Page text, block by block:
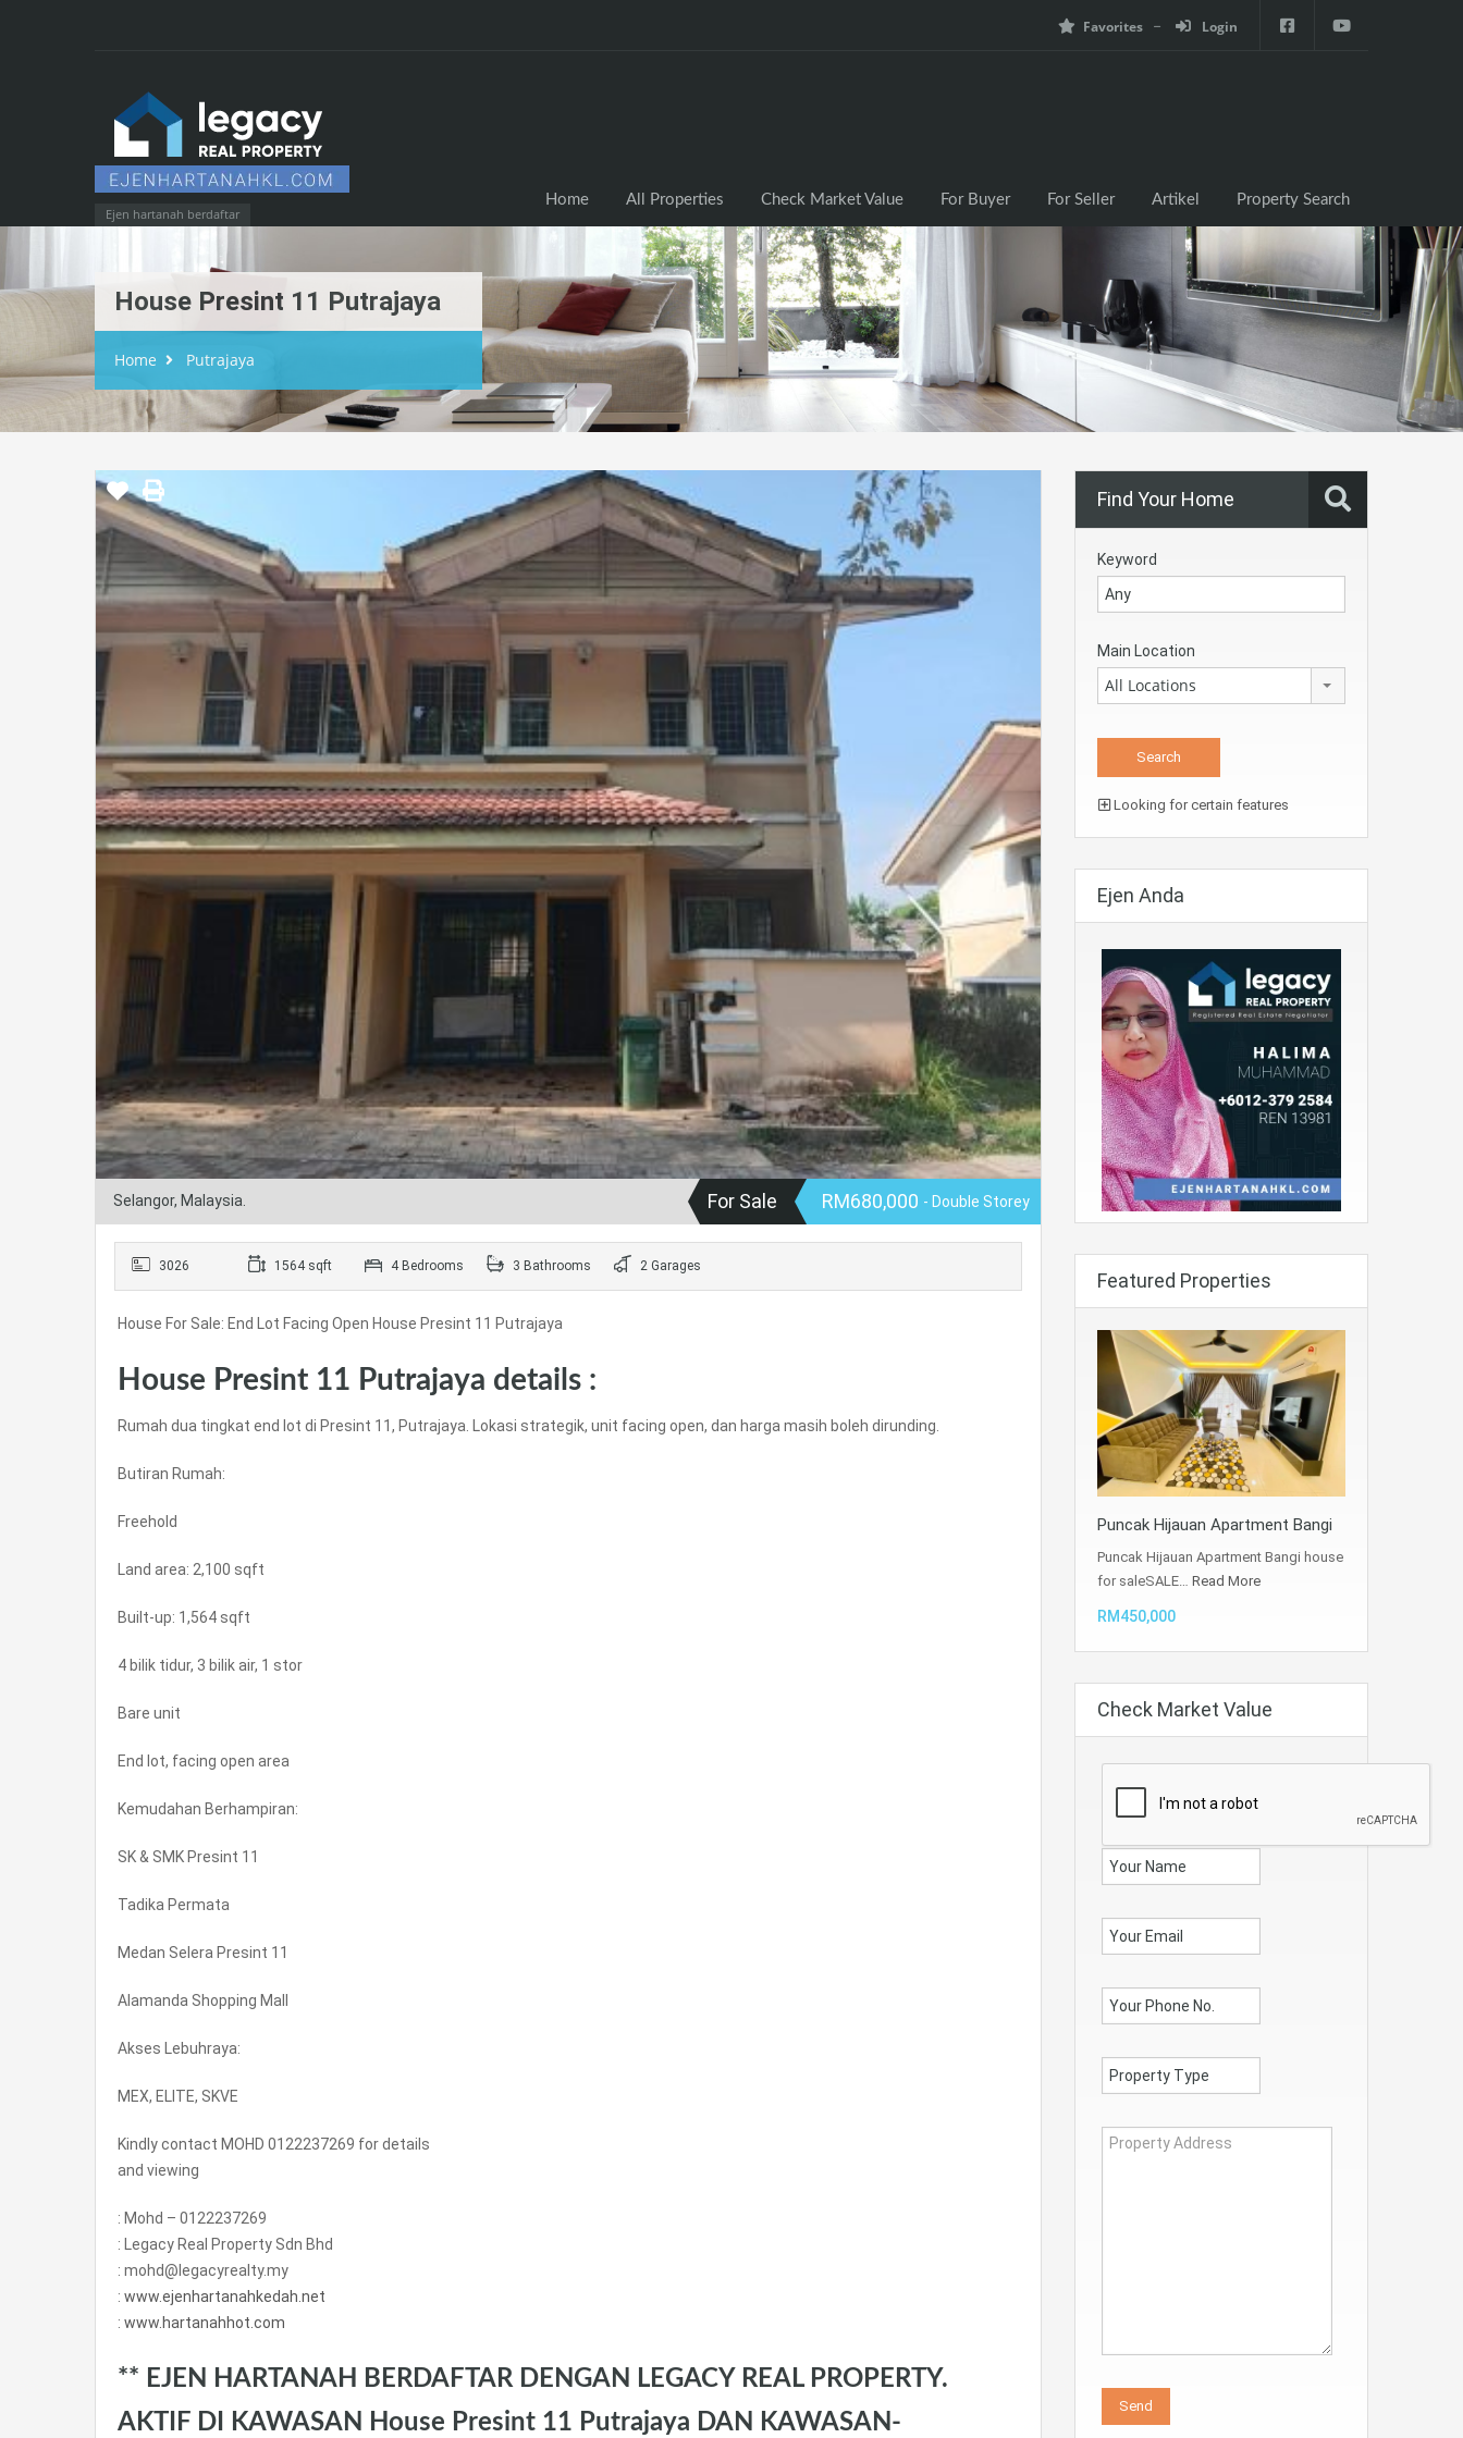
Favorites Login
Ejen hartanah berdaftar
Home All Properties Check Market Value For Buyer For Seller Artikel Property Search
House Presint 11 Putrajaya
Home Putrajaya
Selangor, Malaysia. For Sale RM680,000 - Double Storey
3026 1564 sqft 4 Bedrooms 3 Bathrooms 2 Garages
House For Sale: End Lot Facing Open House Presint 11 Putrajaya
House Presint 11 Putrajaya details :
Rumah dua tingkat end lot di Presint 11, Putrajaya. Lokasi strategik, unit facing open, dan harga masih boleh dirunding.
Butiran Rumah:
Freehold
Land area: 2,100 sqft
Built-up: 1,564 sqft
4 bilik tidur, 3 bilik air, 1 stor
Bare unit
End lot, facing open area
Kemudahan Berhampiran:
SK & SMK Presint 11
Tadika Permata
Medan Selera Presint 11
Alamanda Shopping Mall
Akses Lebuhraya:
MEX, ELITE, SKVE
Kindly contact MOHD 0122237269 for details
and viewing
: Mohd – 0122237269
: Legacy Real Property Sdn Bhd
: mohd@legacyrealty.my
: www.ejenhartanahkedah.net
: www.hartanahhot.com
** EJEN HARTANAH BERDAFTAR DENGAN LEGACY REAL PROPERTY.
AKTIF DI KAWASAN House Presint 11 Putrajaya DAN KAWASAN-
Find Your Home
Keyword
Main Location
All Locations
Looking for certain features
Ejen Anda
Featured Properties
Puncak Hijauan Apartment Bangi
Puncak Hijauan Apartment Bangi house
for saleSALE… Read More
RM450,000
Check Market Value